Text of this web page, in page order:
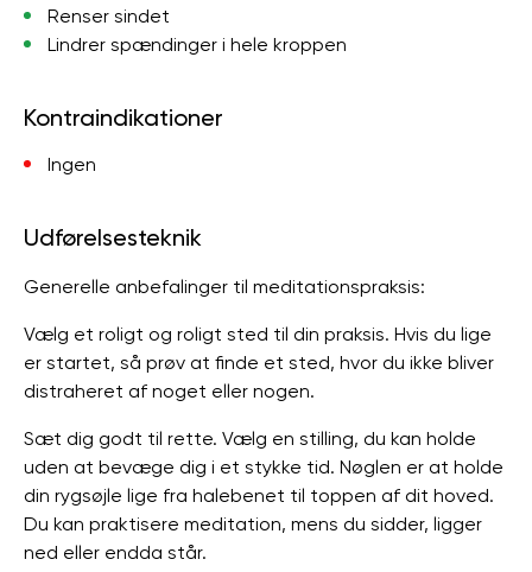
Renser sindet
Lindrer spændinger i hele kroppen
Kontraindikationer
Ingen
Udførelsesteknik
Generelle anbefalinger til meditationspraksis:
Vælg et roligt og roligt sted til din praksis. Hvis du lige
er startet, så prøv at finde et sted, hvor du ikke bliver
distraheret af noget eller nogen.
Sæt dig godt til rette. Vælg en stilling, du kan holde
uden at bevæge dig i et stykke tid. Nøglen er at holde
din rygsøjle lige fra halebenet til toppen af ​​dit hoved.
Du kan praktisere meditation, mens du sidder, ligger
ned eller endda står.